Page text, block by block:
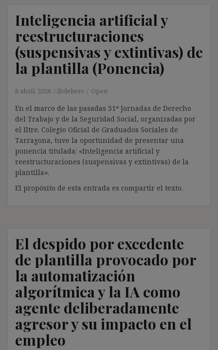
Inteligencia artificial y
reestructuraciones
(suspensivas y extintivas) de
la plantilla (Ponencia)
8 abril, 2026 ibdehere Open
En el marco de las pasadas 31ª Jornadas de Derecho
del Trabajo y de la Seguridad Social, organizadas por
el Iltre. Colegio Oficial de Graduados Sociales de
Tarragona, tuve la oportunidad de presentar una
ponencia titulada: «Inteligencia artificial y
reestructuraciones (suspensivas y extintivas) de la
plantilla».
El propósito de esta entrada es compartir el texto.
El despido por excedente
de plantilla provocado por
la automatización
algorítmica y la IA como
agente deliberadamente
agresor y su impacto en el
empleo